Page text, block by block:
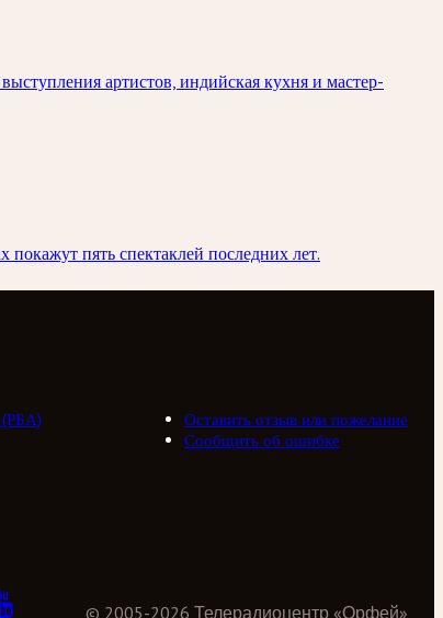
артистов, индийская кухня и мастер-
пять спектаклей последних лет.
(РБА)
Оставить отзыв или пожелание
Сообщить об ошибке
© 2005-2026 Телерадиоцентр «Орфей»